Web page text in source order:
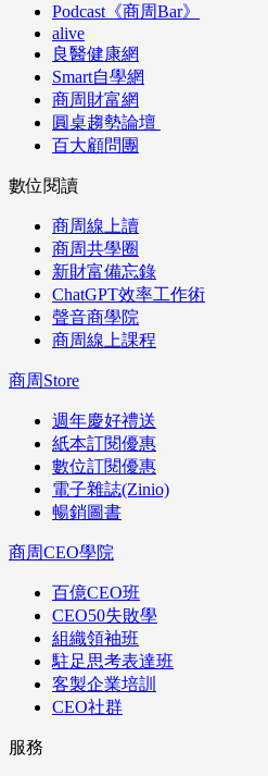
Podcast《商周Bar》
alive
良醫健康網
Smart自學網
商周財富網
圓桌趨勢論壇
百大顧問團
數位閱讀
商周線上讀
商周共學圈
新財富備忘錄
ChatGPT效率工作術
聲音商學院
商周線上課程
商周Store
週年慶好禮送
紙本訂閱優惠
數位訂閱優惠
電子雜誌(Zinio)
暢銷圖書
商周CEO學院
百億CEO班
CEO50失敗學
組織領袖班
駐足思考表達班
客製企業培訓
CEO社群
服務